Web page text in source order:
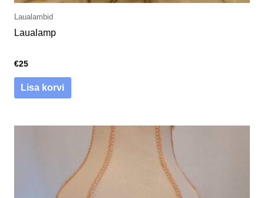
Laualambid
Laualamp
€25
Lisa korvi